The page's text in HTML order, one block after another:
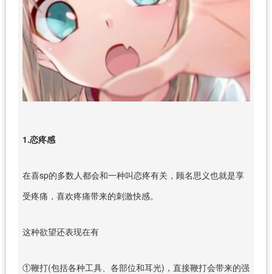
1.恋疼感
在喜sp的多数人都会和一种叫恋疼有关，顾名思义也就是享
受疼痛，喜欢疼痛带来的刺激快感。
这种欲望还表现在有
①鞭打(包括各种工具、各部位和耳光)，直接鞭打会带来的强